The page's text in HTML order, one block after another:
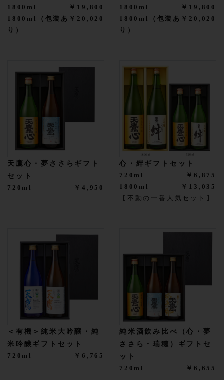
1800ml
￥19,800
1800ml（包装あ
り）
￥20,020
1800ml
￥19,800
1800ml（包装あ
り）
￥20,020
天鷹心・夢ささらギフト
セット
720ml ￥4,950
心・絆ギフトセット
720ml
￥6,875
1800ml
￥13,035
【不動の一番人気セット】
＜有機＞純米大吟醸・純
米吟醸ギフトセット
720ml ￥6,765
純米酒飲み比べ（心・夢
ささら・瑞穂）ギフトセ
ット
720ml ￥6,655